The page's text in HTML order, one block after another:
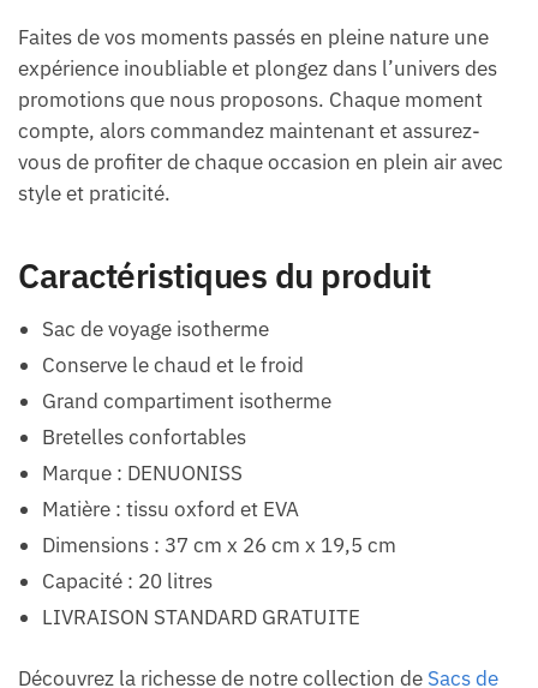
Faites de vos moments passés en pleine nature une
expérience inoubliable et plongez dans l’univers des
promotions que nous proposons. Chaque moment
compte, alors commandez maintenant et assurez-
vous de profiter de chaque occasion en plein air avec
style et praticité.
Caractéristiques du produit
Sac de voyage isotherme
Conserve le chaud et le froid
Grand compartiment isotherme
Bretelles confortables
Marque : DENUONISS
Matière : tissu oxford et EVA
Dimensions : 37 cm x 26 cm x 19,5 cm
Capacité : 20 litres
LIVRAISON STANDARD GRATUITE
Découvrez la richesse de notre collection de Sacs de